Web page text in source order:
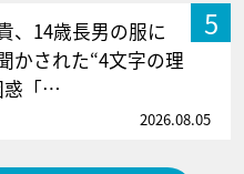
5
、14歳長男の服に
かされた“4文字の理
惑「…
2026.08.05